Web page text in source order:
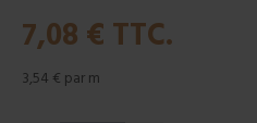
7,08 € TTC.
3,54 € par m